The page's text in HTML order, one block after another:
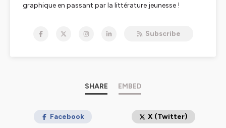
graphique en passant par la littérature jeunesse !
forme d'une interview !
L'émission est présentée par Jérôme Vincent
Subscribe
SHARE EMBED
Facebook X (Twitter)